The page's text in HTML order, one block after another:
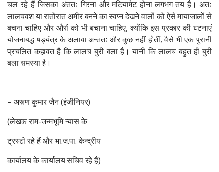
चल रहे हैं जिसका अंततः गिरना और मटियामेट होना लगभग तय है। अतः
लालचवश या रातोंरात अमीर बनने का स्वप्न देखने वालों को ऐसे मायाजालों से
बचना चाहिए और औरों को भी बचाना चाहिए, क्योंकि इस प्रकार की घटनाएं
योजनाबद्ध षड्यंत्र के अलावा अन्ततः और कुछ नहीं होतीं, वैसे भी एक पुरानी
प्रचलित कहावत है कि लालच बुरी बला है। यानी कि लालच बहुत ही बुरी
बला समस्या है।
– अरूण कुमार जैन (इंजीनियर)
(लेखक राम-जन्मभूमि न्यास के
ट्रस्टी रहे हैं और भा.ज.पा. केन्द्रीय
कार्यालय के कार्यालय सचिव रहे हैं)